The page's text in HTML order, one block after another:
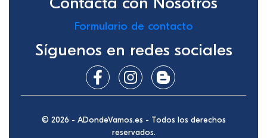
Formulario de contacto
Síguenos en redes sociales
© 2026 - ADondeVamos.es - Todos los derechos
reservados.